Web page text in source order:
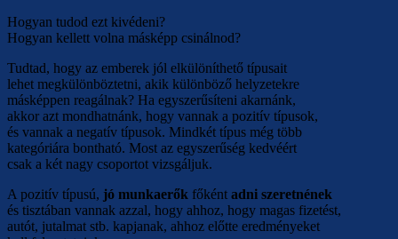
Hogyan tudod ezt kivédeni?
Hogyan kellett volna másképp csinálnod?
Tudtad, hogy az emberek jól elkülöníthető típusait
lehet megkülönböztetni, akik különböző helyzetekre
másképpen reagálnak? Ha egyszerűsíteni akarnánk,
akkor azt mondhatnánk, hogy vannak a pozitív típusok,
és vannak a negatív típusok. Mindkét típus még több
kategóriára bontható. Most az egyszerűség kedvéért
csak a két nagy csoportot vizsgáljuk.
A pozitív típusú, jó munkaerők főként adni szeretnének
és tisztában vannak azzal, hogy ahhoz, hogy magas fizetést,
autót, jutalmat stb. kapjanak, ahhoz előtte eredményeket